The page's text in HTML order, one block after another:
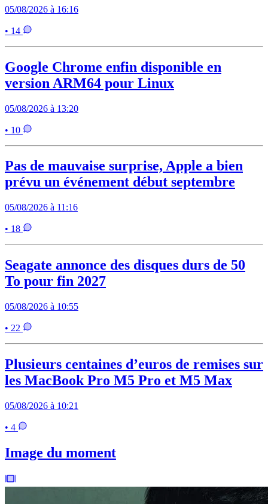
05/08/2026 à 16:16
• 14
Google Chrome enfin disponible en
version ARM64 pour Linux
05/08/2026 à 13:20
• 10
Pas de mauvaise surprise, Apple a bien
prévu un événement début septembre
05/08/2026 à 11:16
• 18
Seagate annonce des disques durs de 50
To pour fin 2027
05/08/2026 à 10:55
• 22
Plusieurs centaines d’euros de remises sur
les MacBook Pro M5 Pro et M5 Max
05/08/2026 à 10:21
• 4
Image du moment